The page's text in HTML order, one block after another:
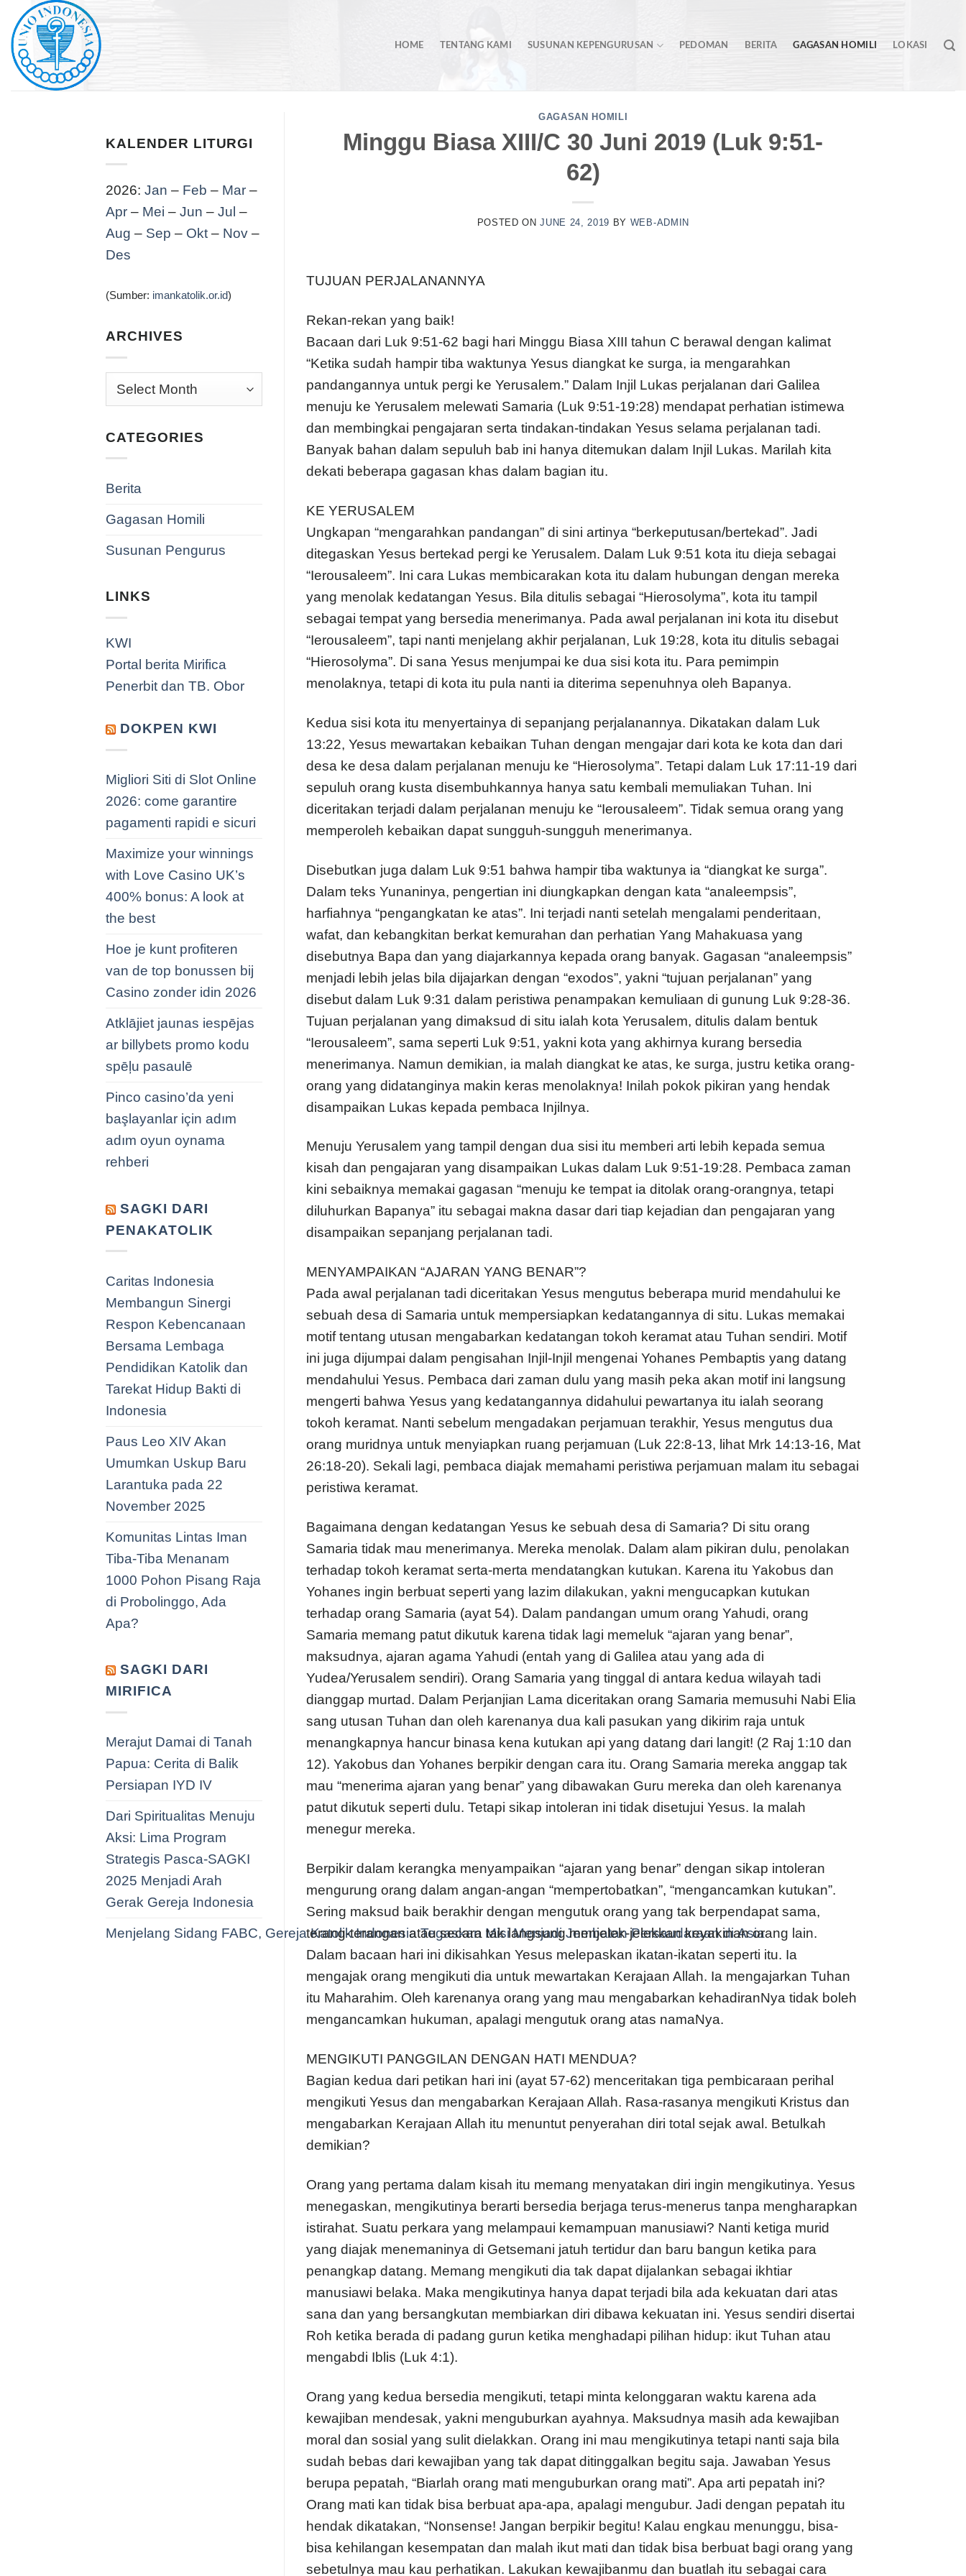
Skip
content
HOME TENTANG KAMI SUSUNAN KEPENGURUSAN PEDOMAN BERITA GAGASAN HOMILI LOKASI
KALENDER LITURGI
2026: Jan – Feb – Mar –
Apr – Mei – Jun – Jul –
Aug – Sep – Okt – Nov –
Des
(Sumber: imankatolik.or.id)
ARCHIVES
Archives
CATEGORIES
Berita
Gagasan Homili
Susunan Pengurus
LINKS
KWI
Portal berita Mirifica
Penerbit dan TB. Obor
DOKPEN KWI
Migliori Siti di Slot Online
2026: come garantire
pagamenti rapidi e sicuri
Maximize your winnings
with Love Casino UK’s
400% bonus: A look at
the best
Hoe je kunt profiteren
van de top bonussen bij
Casino zonder idin 2026
Atklājiet jaunas iespējas
ar billybets promo kodu
spēļu pasaulē
Pinco casino’da yeni
başlayanlar için adım
adım oyun oynama
rehberi
SAGKI DARI
PENAKATOLIK
Caritas Indonesia
Membangun Sinergi
Respon Kebencanaan
Bersama Lembaga
Pendidikan Katolik dan
Tarekat Hidup Bakti di
Indonesia
Paus Leo XIV Akan
Umumkan Uskup Baru
Larantuka pada 22
November 2025
Komunitas Lintas Iman
Tiba-Tiba Menanam
1000 Pohon Pisang Raja
di Probolinggo, Ada
Apa?
SAGKI DARI
MIRIFICA
Merajut Damai di Tanah
Papua: Cerita di Balik
Persiapan IYD IV
Dari Spiritualitas Menuju
Aksi: Lima Program
Strategis Pasca-SAGKI
2025 Menjadi Arah
Gerak Gereja Indonesia
Menjelang Sidang FABC, Gereja Katolik Indonesia Tegaskan Misi Menjadi Jembatan Persaudaraan di Asia
GAGASAN HOMILI
Minggu Biasa XIII/C 30 Juni 2019 (Luk 9:51-
62)
POSTED ONJUNE 24, 2019 BY WEB-ADMIN
TUJUAN PERJALANANNYA
Rekan-rekan yang baik!
Bacaan dari Luk 9:51-62 bagi hari Minggu Biasa XIII tahun C berawal dengan kalimat
“Ketika sudah hampir tiba waktunya Yesus diangkat ke surga, ia mengarahkan
pandangannya untuk pergi ke Yerusalem.” Dalam Injil Lukas perjalanan dari Galilea
menuju ke Yerusalem melewati Samaria (Luk 9:51-19:28) mendapat perhatian istimewa
dan membingkai pengajaran serta tindakan-tindakan Yesus selama perjalanan tadi.
Banyak bahan dalam sepuluh bab ini hanya ditemukan dalam Injil Lukas. Marilah kita
dekati beberapa gagasan khas dalam bagian itu.
KE YERUSALEM
Ungkapan “mengarahkan pandangan” di sini artinya “berkeputusan/bertekad”. Jadi
ditegaskan Yesus bertekad pergi ke Yerusalem. Dalam Luk 9:51 kota itu dieja sebagai
“Ierousaleem”. Ini cara Lukas membicarakan kota itu dalam hubungan dengan mereka
yang menolak kedatangan Yesus. Bila ditulis sebagai “Hierosolyma”, kota itu tampil
sebagai tempat yang bersedia menerimanya. Pada awal perjalanan ini kota itu disebut
“Ierousaleem”, tapi nanti menjelang akhir perjalanan, Luk 19:28, kota itu ditulis sebagai
“Hierosolyma”. Di sana Yesus menjumpai ke dua sisi kota itu. Para pemimpin
menolaknya, tetapi di kota itu pula nanti ia diterima sepenuhnya oleh Bapanya.
Kedua sisi kota itu menyertainya di sepanjang perjalanannya. Dikatakan dalam Luk
13:22, Yesus mewartakan kebaikan Tuhan dengan mengajar dari kota ke kota dan dari
desa ke desa dalam perjalanan menuju ke “Hierosolyma”. Tetapi dalam Luk 17:11-19 dari
sepuluh orang kusta disembuhkannya hanya satu kembali memuliakan Tuhan. Ini
diceritakan terjadi dalam perjalanan menuju ke “Ierousaleem”. Tidak semua orang yang
memperoleh kebaikan dapat sungguh-sungguh menerimanya.
Disebutkan juga dalam Luk 9:51 bahwa hampir tiba waktunya ia “diangkat ke surga”.
Dalam teks Yunaninya, pengertian ini diungkapkan dengan kata “analeempsis”,
harfiahnya “pengangkatan ke atas”. Ini terjadi nanti setelah mengalami penderitaan,
wafat, dan kebangkitan berkat kemurahan dan perhatian Yang Mahakuasa yang
disebutnya Bapa dan yang diajarkannya kepada orang banyak. Gagasan “analeempsis”
menjadi lebih jelas bila dijajarkan dengan “exodos”, yakni “tujuan perjalanan” yang
disebut dalam Luk 9:31 dalam peristiwa penampakan kemuliaan di gunung Luk 9:28-36.
Tujuan perjalanan yang dimaksud di situ ialah kota Yerusalem, ditulis dalam bentuk
“Ierousaleem”, sama seperti Luk 9:51, yakni kota yang akhirnya kurang bersedia
menerimanya. Namun demikian, ia malah diangkat ke atas, ke surga, justru ketika orang-
orang yang didatanginya makin keras menolaknya! Inilah pokok pikiran yang hendak
disampaikan Lukas kepada pembaca Injilnya.
Menuju Yerusalem yang tampil dengan dua sisi itu memberi arti lebih kepada semua
kisah dan pengajaran yang disampaikan Lukas dalam Luk 9:51-19:28. Pembaca zaman
kini sebaiknya memakai gagasan “menuju ke tempat ia ditolak orang-orangnya, tetapi
diluhurkan Bapanya” itu sebagai makna dasar dari tiap kejadian dan pengajaran yang
disampaikan sepanjang perjalanan tadi.
MENYAMPAIKAN “AJARAN YANG BENAR”?
Pada awal perjalanan tadi diceritakan Yesus mengutus beberapa murid mendahului ke
sebuah desa di Samaria untuk mempersiapkan kedatangannya di situ. Lukas memakai
motif tentang utusan mengabarkan kedatangan tokoh keramat atau Tuhan sendiri. Motif
ini juga dijumpai dalam pengisahan Injil-Injil mengenai Yohanes Pembaptis yang datang
mendahului Yesus. Pembaca dari zaman dulu yang masih peka akan motif ini langsung
mengerti bahwa Yesus yang kedatangannya didahului pewartanya itu ialah seorang
tokoh keramat. Nanti sebelum mengadakan perjamuan terakhir, Yesus mengutus dua
orang muridnya untuk menyiapkan ruang perjamuan (Luk 22:8-13, lihat Mrk 14:13-16, Mat
26:18-20). Sekali lagi, pembaca diajak memahami peristiwa perjamuan malam itu sebagai
peristiwa keramat.
Bagaimana dengan kedatangan Yesus ke sebuah desa di Samaria? Di situ orang
Samaria tidak mau menerimanya. Mereka menolak. Dalam alam pikiran dulu, penolakan
terhadap tokoh keramat serta-merta mendatangkan kutukan. Karena itu Yakobus dan
Yohanes ingin berbuat seperti yang lazim dilakukan, yakni mengucapkan kutukan
terhadap orang Samaria (ayat 54). Dalam pandangan umum orang Yahudi, orang
Samaria memang patut dikutuk karena tidak lagi memeluk “ajaran yang benar”,
maksudnya, ajaran agama Yahudi (entah yang di Galilea atau yang ada di
Yudea/Yerusalem sendiri). Orang Samaria yang tinggal di antara kedua wilayah tadi
dianggap murtad. Dalam Perjanjian Lama diceritakan orang Samaria memusuhi Nabi Elia
sang utusan Tuhan dan oleh karenanya dua kali pasukan yang dikirim raja untuk
menangkapnya hancur binasa kena kutukan api yang datang dari langit! (2 Raj 1:10 dan
12). Yakobus dan Yohanes berpikir dengan cara itu. Orang Samaria mereka anggap tak
mau “menerima ajaran yang benar” yang dibawakan Guru mereka dan oleh karenanya
patut dikutuk seperti dulu. Tetapi sikap intoleran ini tidak disetujui Yesus. Ia malah
menegur mereka.
Berpikir dalam kerangka menyampaikan “ajaran yang benar” dengan sikap intoleran
mengurung orang dalam angan-angan “mempertobatkan”, “mengancamkan kutukan”.
Sering maksud baik berakhir dengan mengutuk orang yang tak berpendapat sama,
terang-terangan atau secara tak langsung menjelek-jelekkan keyakinan orang lain.
Dalam bacaan hari ini dikisahkan Yesus melepaskan ikatan-ikatan seperti itu. Ia
mengajak orang mengikuti dia untuk mewartakan Kerajaan Allah. Ia mengajarkan Tuhan
itu Maharahim. Oleh karenanya orang yang mau mengabarkan kehadiranNya tidak boleh
mengancamkan hukuman, apalagi mengutuk orang atas namaNya.
MENGIKUTI PANGGILAN DENGAN HATI MENDUA?
Bagian kedua dari petikan hari ini (ayat 57-62) menceritakan tiga pembicaraan perihal
mengikuti Yesus dan mengabarkan Kerajaan Allah. Rasa-rasanya mengikuti Kristus dan
mengabarkan Kerajaan Allah itu menuntut penyerahan diri total sejak awal. Betulkah
demikian?
Orang yang pertama dalam kisah itu memang menyatakan diri ingin mengikutinya. Yesus
menegaskan, mengikutinya berarti bersedia berjaga terus-menerus tanpa mengharapkan
istirahat. Suatu perkara yang melampaui kemampuan manusiawi? Nanti ketiga murid
yang diajak menemaninya di Getsemani jatuh tertidur dan baru bangun ketika para
penangkap datang. Memang mengikuti dia tak dapat dijalankan sebagai ikhtiar
manusiawi belaka. Maka mengikutinya hanya dapat terjadi bila ada kekuatan dari atas
sana dan yang bersangkutan membiarkan diri dibawa kekuatan ini. Yesus sendiri disertai
Roh ketika berada di padang gurun ketika menghadapi pilihan hidup: ikut Tuhan atau
mengabdi Iblis (Luk 4:1).
Orang yang kedua bersedia mengikuti, tetapi minta kelonggaran waktu karena ada
kewajiban mendesak, yakni menguburkan ayahnya. Maksudnya masih ada kewajiban
moral dan sosial yang sulit dielakkan. Orang ini mau mengikutinya tetapi nanti saja bila
sudah bebas dari kewajiban yang tak dapat ditinggalkan begitu saja. Jawaban Yesus
berupa pepatah, “Biarlah orang mati menguburkan orang mati”. Apa arti pepatah ini?
Orang mati kan tidak bisa berbuat apa-apa, apalagi mengubur. Jadi dengan pepatah itu
hendak dikatakan, “Nonsense! Jangan berpikir begitu! Kalau engkau menunggu, bisa-
bisa kehilangan kesempatan dan malah ikut mati dan tidak bisa berbuat bagi orang yang
sebetulnya mau kau perhatikan. Lakukan kewajibanmu dan buatlah itu sebagai cara